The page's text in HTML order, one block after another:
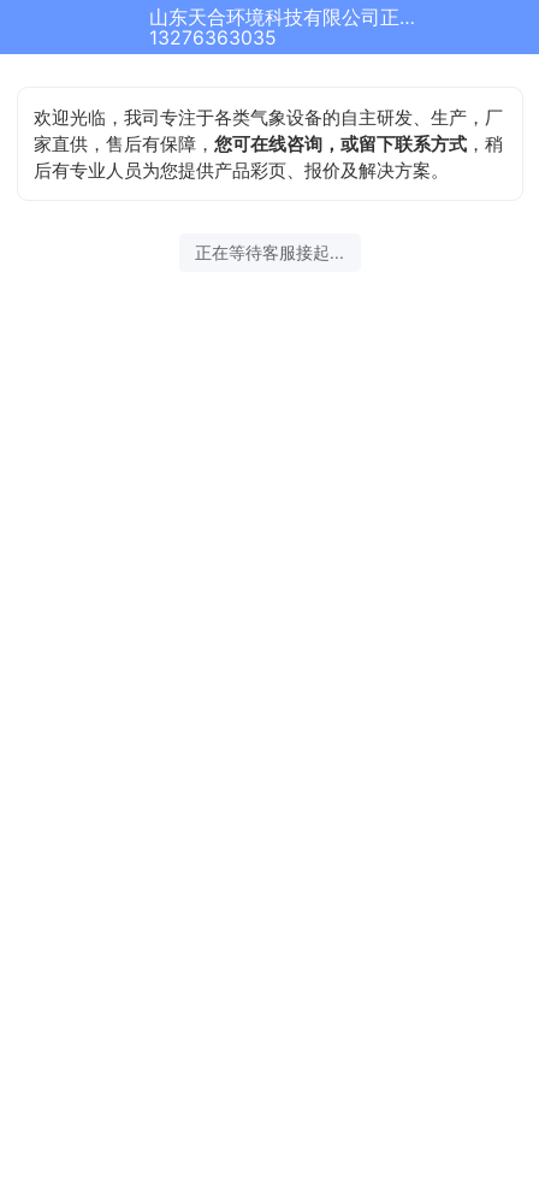
山东天合环境科技有限公司正在为您服务
13276363035
欢迎光临，我司专注于各类气象设备的自主研发、生产，厂
家直供，售后有保障，您可在线咨询，或留下联系方式 ，稍
后有专业人员为您提供产品彩页、报价及解决方案。
正在等待客服接起...